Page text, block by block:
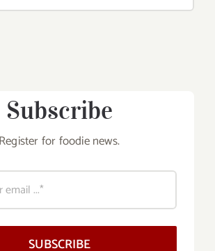
Subscribe
Register for foodie news.
SUBSCRIBE